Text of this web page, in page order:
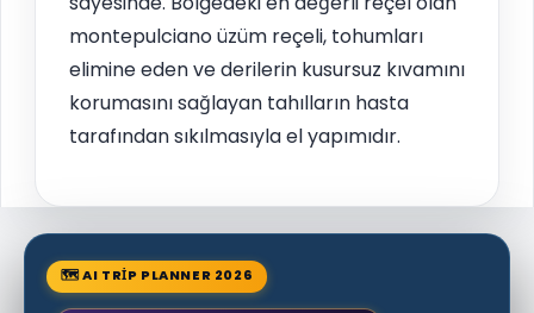
montepulciano üzüm reçeli, tohumları
elimine eden ve derilerin kusursuz kıvamını
korumasını sağlayan tahılların hasta
tarafından sıkılmasıyla el yapımıdır.
🗺 AI TRIP PLANNER 2026